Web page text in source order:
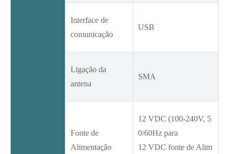
Interface de
comunicação
USB
Ligação da
antena
SMA
Fonte de
Alimentação
12 VDC (100-240V, 5
0/60Hz para
12 VDC fonte de Alim